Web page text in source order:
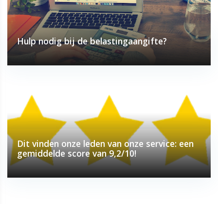
Hulp nodig bij de belastingaangifte?
Dit vinden onze leden van onze service: een
gemiddelde score van 9,2/10!